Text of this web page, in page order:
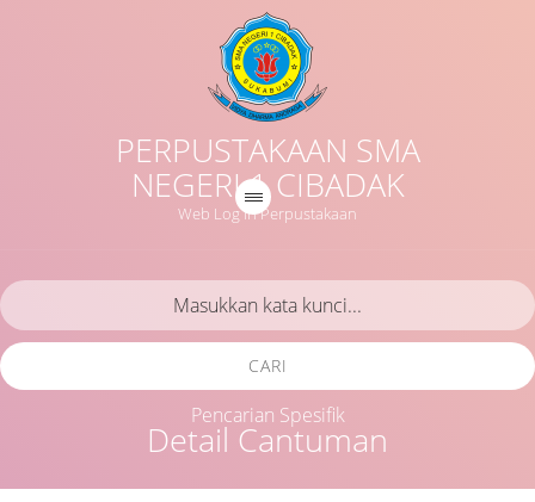
PERPUSTAKAAN SMA
NEGERI 1 CIBADAK
Web Log in Perpustakaan
Detail Cantuman
CARI
Pencarian Spesifik